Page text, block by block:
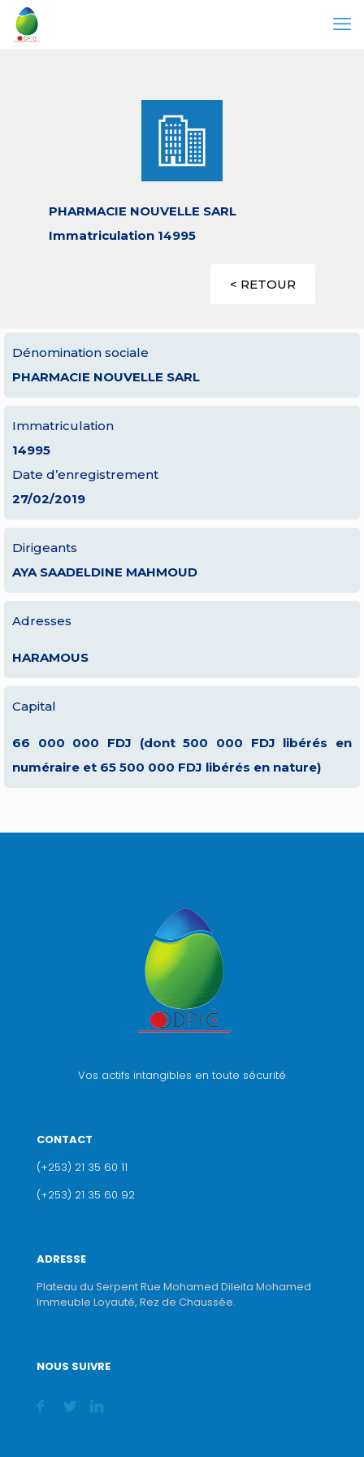
PHARMACIE NOUVELLE SARL
Immatriculation 14995
< RETOUR
Dénomination sociale
PHARMACIE NOUVELLE SARL
Immatriculation
14995
Date d’enregistrement
27/02/2019
Dirigeants
AYA SAADELDINE MAHMOUD
Adresses
HARAMOUS
Capital
66 000 000 FDJ (dont 500 000 FDJ libérés en
numéraire et 65 500 000 FDJ libérés en nature)
Vos actifs intangibles en toute sécurité
CONTACT
(+253) 21 35 60 11
(+253) 21 35 60 92
ADRESSE
Plateau du Serpent Rue Mohamed Dileita Mohamed
Immeuble Loyauté, Rez de Chaussée.
NOUS SUIVRE